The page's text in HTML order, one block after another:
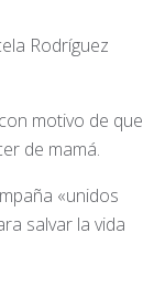
Rodríguez
motivo de que
de mamá.
«unidos
salvar la vida